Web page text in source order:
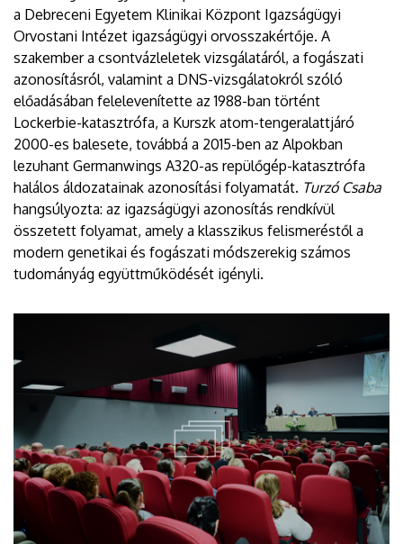
a Debreceni Egyetem Klinikai Központ Igazságügyi
Orvostani Intézet igazságügyi orvosszakértője. A
szakember a csontvázleletek vizsgálatáról, a fogászati
azonosításról, valamint a DNS-vizsgálatokról szóló
előadásában felelevenítette az 1988-ban történt
Lockerbie-katasztrófa, a Kurszk atom-tengeralattjáró
2000-es balesete, továbbá a 2015-ben az Alpokban
lezuhant Germanwings A320-as repülőgép-katasztrófa
halálos áldozatainak azonosítási folyamatát. Turzó Csaba
hangsúlyozta: az igazságügyi azonosítás rendkívül
összetett folyamat, amely a klasszikus felismeréstől a
modern genetikai és fogászati módszerekig számos
tudományág együttműködését igényli.